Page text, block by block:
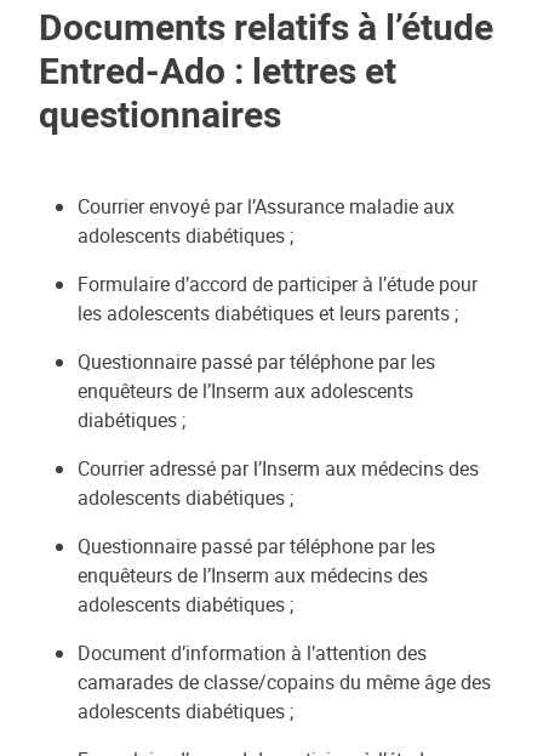
Documents relatifs à l’étude
Entred-Ado : lettres et
questionnaires
Courrier envoyé par l’Assurance maladie aux
adolescents diabétiques ;
Formulaire d’accord de participer à l’étude pour
les adolescents diabétiques et leurs parents ;
Questionnaire passé par téléphone par les
enquêteurs de l’Inserm aux adolescents
diabétiques ;
Courrier adressé par l’Inserm aux médecins des
adolescents diabétiques ;
Questionnaire passé par téléphone par les
enquêteurs de l’Inserm aux médecins des
adolescents diabétiques ;
Document d’information à l’attention des
camarades de classe/copains du même âge des
adolescents diabétiques ;